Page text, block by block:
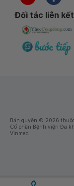
Đối tác liên kết
Bản quyền © 2026
Cổ phần Bệnh viện Đa
Vinmec